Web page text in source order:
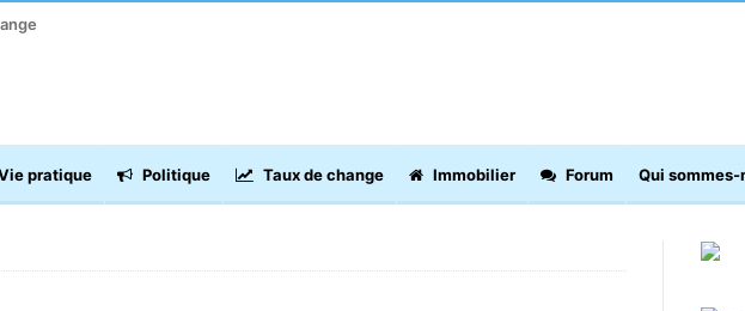
pratique Politique Taux de change Immobilier Forum Qui sommes-